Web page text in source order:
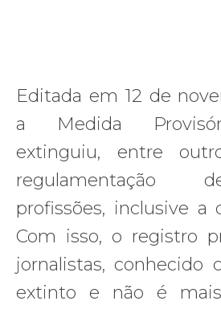
Editada em 12 de
a Medida
extinguiu, entre
regulamentação
profissões, inclusive a
Com isso, o registro
jornalistas, conhecido
extinto e não é